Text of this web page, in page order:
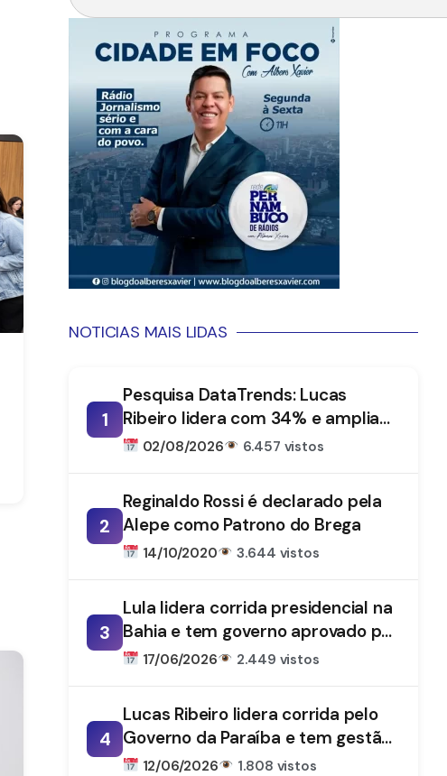
NOTICIAS MAIS LIDAS
1
Pesquisa DataTrends: Lucas
Ribeiro lidera com 34% e amplia
vantagem na disputa pelo
02/08/2026 6.457 vistos
2
Reginaldo Rossi é declarado pela
Alepe como Patrono do Brega
14/10/2020 3.644 vistos
3
Lula lidera corrida presidencial na
Bahia e tem governo aprovado por
61%, aponta DataTrends
17/06/2026 2.449 vistos
4
Lucas Ribeiro lidera corrida pelo
Governo da Paraíba e tem gestão
aprovada por 66%, aponta
12/06/2026 1.808 vistos